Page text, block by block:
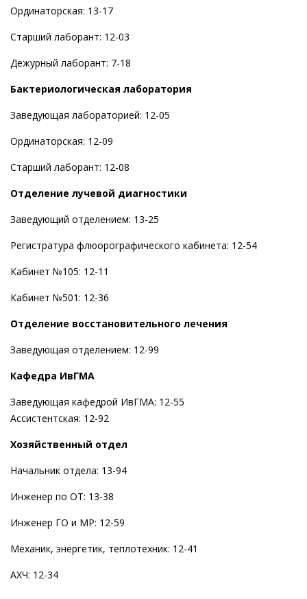
Ординаторская: 13-17
Старший лаборант: 12-03
Дежурный лаборант: 7-18
Бактериологическая лаборатория
Заведующая лабораторией: 12-05
Ординаторская: 12-09
Старший лаборант: 12-08
Отделение лучевой диагностики
Заведующий отделением: 13-25
Регистратура флюорографического кабинета: 12-54
Кабинет №105: 12-11
Кабинет №501: 12-36
Отделение восстановительного лечения
Заведующая отделением: 12-99
Кафедра ИвГМА
Заведующая кафедрой ИвГМА: 12-55
Ассистентская: 12-92
Хозяйственный отдел
Начальник отдела: 13-94
Инженер по ОТ: 13-38
Инженер ГО и МР: 12-59
Механик, энергетик, теплотехник: 12-41
АХЧ: 12-34